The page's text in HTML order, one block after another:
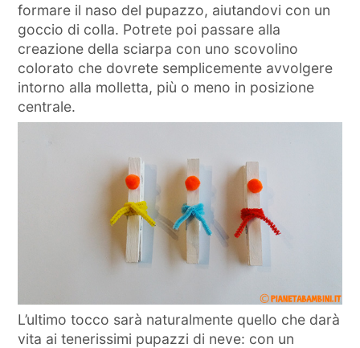
formare il naso del pupazzo, aiutandovi con un
goccio di colla. Potrete poi passare alla
creazione della sciarpa con uno scovolino
colorato che dovrete semplicemente avvolgere
intorno alla molletta, più o meno in posizione
centrale.
L’ultimo tocco sarà naturalmente quello che darà
vita ai tenerissimi pupazzi di neve: con un